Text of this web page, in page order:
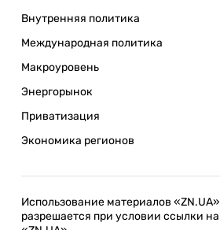
Внутренняя политика
Международная политика
Макроуровень
Энергорынок
Приватизация
Экономика регионов
Использование материалов «ZN.UA»
разрешается при условии ссылки на